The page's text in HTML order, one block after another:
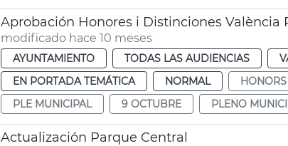
Aprobación Honores i Distinciones València
modificado hace 10 meses
AYUNTAMIENTO TODAS LAS AUDIENCIAS
EN PORTADA TEMÁTICA
NORMAL
PLE MUNICIPAL
9 OCTUBRE PLENO
Actualización Parque Central